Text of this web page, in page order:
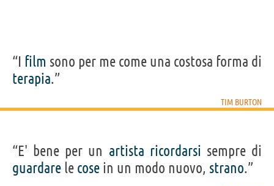
Personaggi affini per
“I film sono per me come una costosa forma di
terapia.”
TIM BURTON
“E' bene per un artista ricordarsi sempre di
guardare le cose in un modo nuovo, strano.”